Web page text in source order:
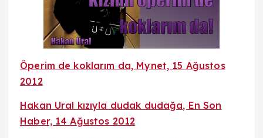
Öperim de koklarım da, Mynet, 15 Ağustos
2012
Hakan Ural kızıyla dudak dudağa, En Son
Haber, 14 Ağustos 2012